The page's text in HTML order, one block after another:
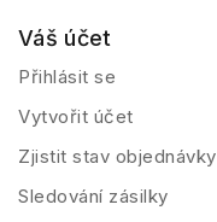
Váš účet
Přihlásit se
Vytvořit účet
Zjistit stav objednávky
Sledování zásilky